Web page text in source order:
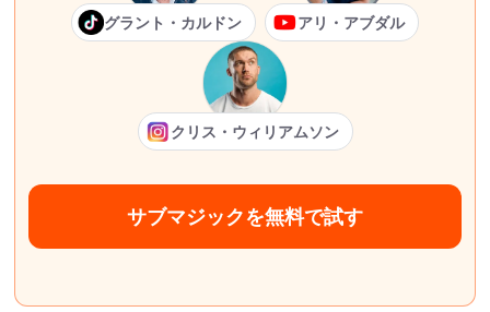
グラント・カルドン アリ・アブダル
クリス・ウィリアムソン
サブマジックを無料で試す